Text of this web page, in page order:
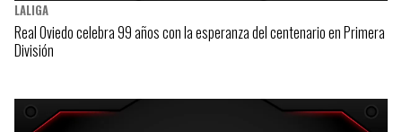
LALIGA
Real Oviedo celebra 99 años con la esperanza del centenario en Primera
División